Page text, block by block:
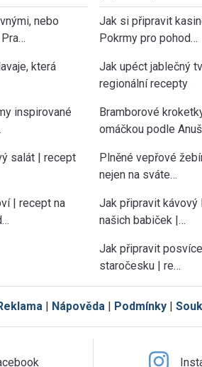
nebo
která
inspirované
salát | recept
| recept na
Jak si připravit
Pokrmy pro pohod…
Jak upéct jablečný
regionální recepty
Bramborové
omáčkou podle
Plněné vepřové
nejen na sváte…
Jak připravit kávový
našich babiček |…
Jak připravit
staročesku | re…
Nápověda Podmínky